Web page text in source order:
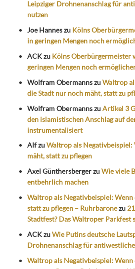
Leipziger Drohnenanschlag für
nutzen
Joe Hanneszu Kölns
in geringen Mengen noch
ACKzu Kölns Oberbürgermeister
geringen Mengen noch
Wolfram ObermannszuWaltrop
die Stadt nur noch mäht, statt zu
Wolfram ObermannszuArtikel 3
den islamistischen Anschlag auf
instrumentalisiert
AlfzuWaltrop als Negativbeispiel:
mäht, statt zu pflegen
Axel GünthersbergerzuWie viele
entbehrlich machen
Waltrop als Negativbeispiel:
statt zu pflegen – Ruhrbaronezu
Stadtfest? Das Waltroper Parkfest
ACKzuWie Putins deutsche
Drohnenanschlag für
Waltrop als Negativbeispiel: